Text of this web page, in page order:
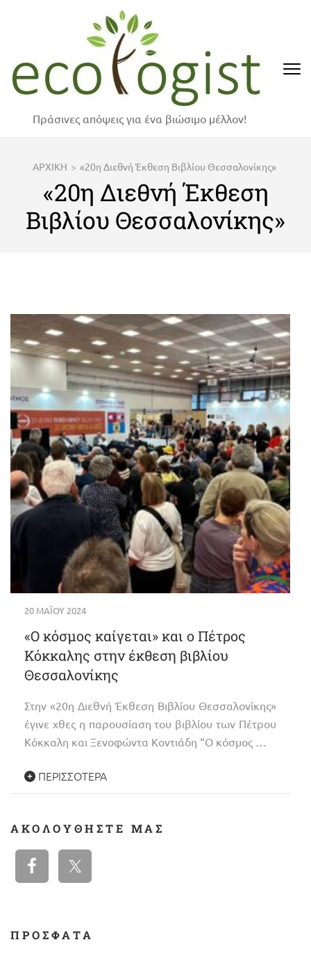
Enter)
Πράσινες απόψεις για ένα βιώσιμο μέλλον!
ΑΡΧΙΚΗ > «20η Διεθνή Έκθεση Βιβλίου Θεσσαλονίκης»
«20η Διεθνή Έκθεση
Βιβλίου Θεσσαλονίκης»
20 ΜΑΪ́ΟΥ 2024
«Ο κόσμος καίγεται» και ο Πέτρος
Κόκκαλης στην έκθεση βιβλίου
Θεσσαλονίκης
Στην «20η Διεθνή Έκθεση Βιβλίου Θεσσαλονίκης»
έγινε χθες η παρουσίαση του βιβλίου των Πέτρου
Κόκκαλη και Ξενοφώντα Κοντιάδη “Ο κόσμος …
ΠΕΡΙΣΣΌΤΕΡΑ
ΑΚΟΛΟΥΘΉΣΤΕ ΜΑΣ
ΠΡΟΣΦΑΤΑ